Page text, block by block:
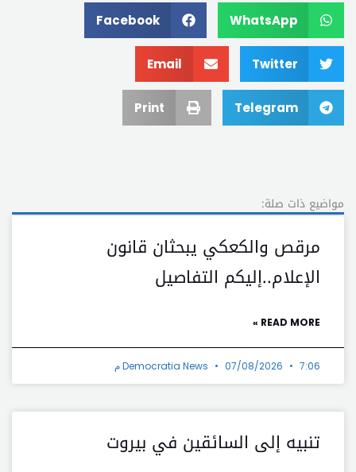
WhatsApp
Facebook
Twitter
Email
Telegram
Print
مواضيع ذات صلة:
مرقص والكعكي يبحثان قانون
الإعلام..إليكم التفاصيل
READ MORE »
Democratia News 07/08/2026 7:06 م
تنبيه إلى السائقين في بيروت